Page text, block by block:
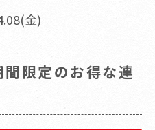
金)
間限定のお得な連